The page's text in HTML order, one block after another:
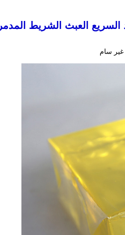
السريع العبث الشريط المدمر
سام